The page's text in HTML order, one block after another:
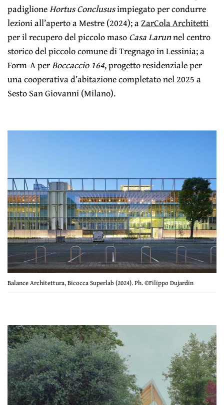
padiglioneHortus Conclususimpiegato per condurre
lezioni all’aperto a Mestre (2024); aZarCola Architetti
per il recupero del piccolo masoCasaLarunnel centro
storico del piccolo comune di Tregnago in Lessinia; a
Form-A perBoccaccio 164, progetto residenziale per
una cooperativa d’abitazione completato nel 2025 a
Sesto San Giovanni (Milano).
Balance Architettura, Bicocca Superlab (2024). Ph. ©Filippo Dujardin